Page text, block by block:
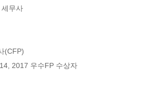
무사
(CFP)
2017 우수FP 수상자